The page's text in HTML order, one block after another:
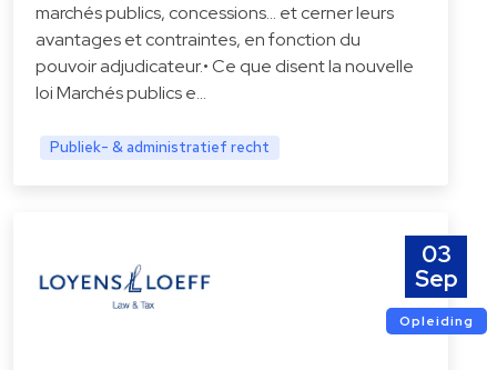
marchés publics, concessions… et cerner leurs
avantages et contraintes, en fonction du
pouvoir adjudicateur.• Ce que disent la nouvelle
loi Marchés publics e…
Publiek- & administratief recht
03
Sep
Opleiding